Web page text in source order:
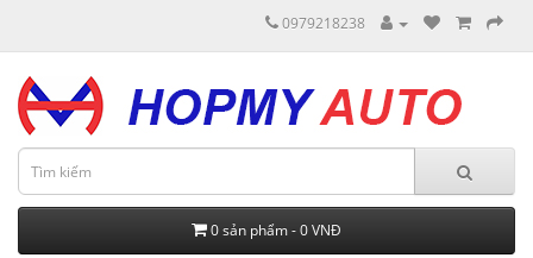
0979218238
0 sản phẩm - 0 VNĐ